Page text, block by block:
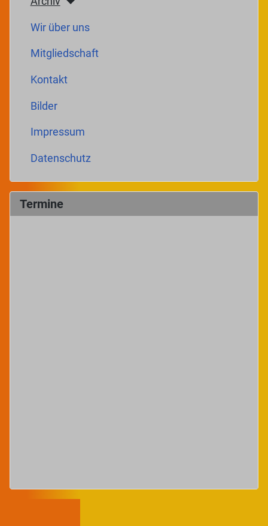
Wir über uns
Mitgliedschaft
Kontakt
Bilder
Impressum
Datenschutz
Termine